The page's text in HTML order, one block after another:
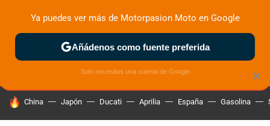
ZONA DE PRUEBAS DEPORTIVAS MOTOS ELÉCTRICAS
HOY SE HABLA DE
China Japón Ducati Aprilia España Gasolina
×
Ya puedes ver más de Motorpasion Moto en Google
Añádenos como fuente preferida
Solo necesitas una cuenta de Google